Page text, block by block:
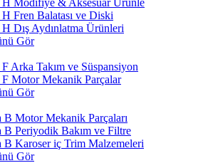
H Modifiye & Aksesuar Ürünle
Fren Balatası ve Diski
Dış Aydınlatma Ürünleri
Gör
Arka Takım ve Süspansiyon
F Motor Mekanik Parçalar
Gör
B Motor Mekanik Parçaları
B Periyodik Bakım ve Filtre
B Karoser iç Trim Malzemeleri
Gör